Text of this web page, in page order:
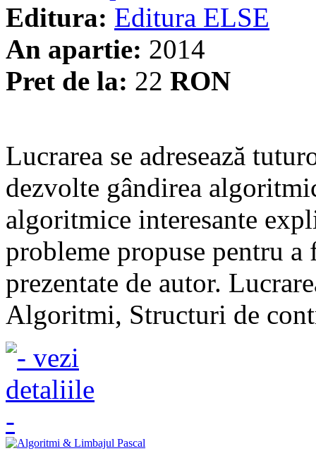
Editura: Editura ELSE
An apartie: 2014
Pret de la: 22 RON
Lucrarea se adresează
dezvolte gândirea
algoritmice interesante
probleme propuse pentru
prezentate de autor.
Algoritmi, Structuri de